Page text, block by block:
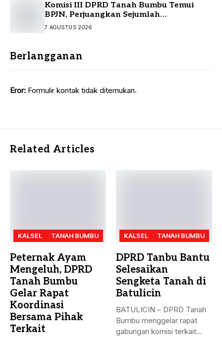
Komisi III DPRD Tanah Bumbu Temui
BPJN, Perjuangkan Sejumlah
Infrastruktur Strategis
7 AGUSTUS 2026
Berlangganan
Eror: Formulir kontak tidak ditemukan.
Related Articles
KALSEL TANAH BUMBU
Peternak Ayam
Mengeluh, DPRD
Tanah Bumbu
Gelar Rapat
Koordinasi
Bersama Pihak
Terkait
KALSEL TANAH BUMBU
DPRD Tanbu Bantu
Selesaikan
Sengketa Tanah di
Batulicin
BATULICIN – DPRD Tanah
Bumbu menggelar rapat
gabungan komisi terkait